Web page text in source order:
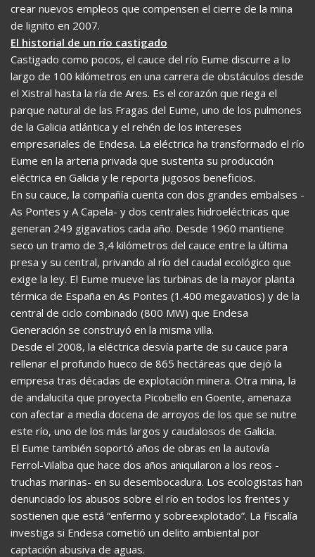
crear nuevos empleos que compensen el cierre de la mina
de lignito en 2007.
El historial de un río castigado
Castigado como pocos, el cauce del río Eume discurre a lo
largo de 100 kilómetros en una carrera de obstáculos desde
el Xistral hasta la ría de Ares. Es el corazón que riega el
parque natural de las Fragas del Eume, uno de los pulmones
de la Galicia atlántica y el rehén de los intereses
empresariales de Endesa. La eléctrica ha transformado el río
Eume en la arteria privada que sustenta su producción
eléctrica en Galicia y le reporta jugosos beneficios.
En su cauce, la compañía cuenta con dos grandes embalses -
As Pontes y A Capela- y dos centrales hidroeléctricas que
generan 249 gigavatios cada año. Desde 1960 mantiene
seco un tramo de 3,4 kilómetros del cauce entre la última
presa y su central, privando al río del caudal ecológico que
exige la ley. El Eume mueve las turbinas de la mayor planta
térmica de España en As Pontes (1.400 megavatios) y de la
central de ciclo combinado (800 MW) que Endesa
Generación se construyó en la misma villa.
Desde el 2008, la eléctrica desvía parte de su cauce para
rellenar el profundo hueco de 865 hectáreas que dejó la
empresa tras décadas de explotación minera. Otra mina, la
de andalucita que proyecta Picobello en Goente, amenaza
con afectar a media docena de arroyos de los que se nutre
este río, uno de los más largos y caudalosos de Galicia.
El Eume también soportó años de obras en la autovía
Ferrol-Vilalba que hace dos años aniquilaron a los reos -
truchas marinas- en su desembocadura. Los ecologistas han
denunciado los abusos sobre el río en todos los frentes y
sostienen que está “enfermo y sobreexplotado”. La Fiscalía
investiga si Endesa cometió un delito ambiental por
captación abusiva de aguas.